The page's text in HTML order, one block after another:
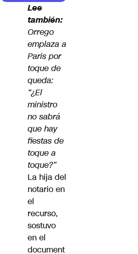
Lee
también:
Orrego
emplaza a
Paris por
toque de
queda:
“¿El
ministro
no sabrá
que hay
fiestas de
toque a
toque?”
La hija del
notario en
el
recurso,
sostuvo
en el
document